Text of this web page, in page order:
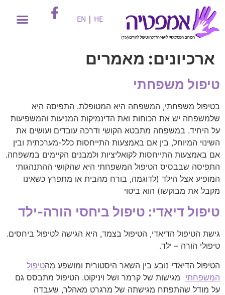
EN | HE
ארכיונים: מאמרים
טיפול משפחתי
בטיפול משפחתי, המשפחה היא המטופלת. התפיסה היא
שלמשפחה יש את הכוחות ואת הדינמיקות המניעות והמשפיעות
על היחיד. במשפחה מתבטא הקושי ודרכה עובדים ועושים את
השינוי המיוחל, בין אם באמצעות התייחסות כלל-מערכתית ובין
אם באמצעות התייחסות לקואליציות ולמבנים הקיימים במשפחה.
התפיסה שבבסיס הטיפול המשפחתי היא שהקושי ההתנהגותי
המופיע אצל הילד (לדוגמה, בורח מהבית או מתפרץ כשאינו
מקבל את מבוקשו) הוא ביטוי
טיפול דיאדי: טיפול ביחסי הורה-ילד
גישת הטיפול הדיאדי, הטיפול בצמד, היא הגישה לטיפול ביחסים.
טיפולי הורה – ילד.
הטיפול הדיאדי נובע בין השאר היסטורית ומושפע מהטיפול
המשפחתי מגישות של קרמר ושל ויניקוט. הטיפול מתבסס גם
על מודל שהתפתח מגישתה של מרגרט מאהלר, שעבדה